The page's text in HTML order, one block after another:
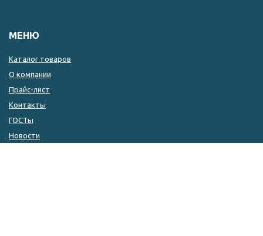
МЕНЮ
Каталог товаров
О компании
Прайс-лист
Контакты
ГОСТы
Новости